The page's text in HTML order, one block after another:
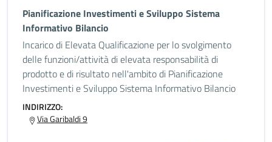
Pianificazione Investimenti e Sviluppo Sistema
Informativo Bilancio
Incarico di Elevata Qualificazione per lo svolgimento
delle funzioni/attività di elevata responsabilità di
prodotto e di risultato nell'ambito di Pianificazione
Investimenti e Sviluppo Sistema Informativo Bilancio
INDIRIZZO:
Via Garibaldi 9